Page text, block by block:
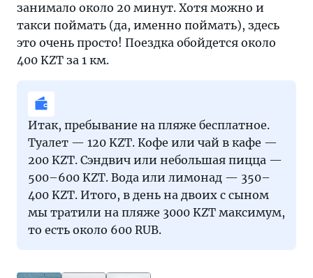
занимало около 20 минут. Хотя можно и
такси поймать (да, именно поймать), здесь
это очень просто! Поездка обойдется около
400 KZT за 1 км.
Итак, пребывание на пляже бесплатное.
Туалет — 120 KZT. Кофе или чай в кафе —
200 KZT. Сэндвич или небольшая пицца —
500–600 KZT. Вода или лимонад — 350–
400 KZT. Итого, в день на двоих с сыном
мы тратили на пляже 3000 KZT максимум,
то есть около 600 RUB.